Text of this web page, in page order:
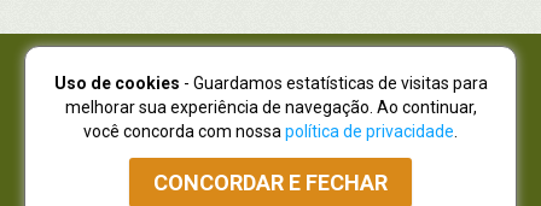
Juruá Editora Ltda., CNPJ 77.535.508/0001-19
Juruá Informática Ltda., CNPJ 01.701.561/0001-80
NOVO ENDEREÇO:R. Flávio Dallegrave, 7665, São Lourenço |
Curitiba - Paraná - CEP 82210-310
Atendimento: (41) 4009-3900|Vendas Atacado: (41) 4009-3939
Uso de cookies - Guardamos estatísticas de visitas para
melhorar sua experiência de navegação. Ao continuar,
você concorda com nossa política de privacidade
CONCORDAR E FECHAR